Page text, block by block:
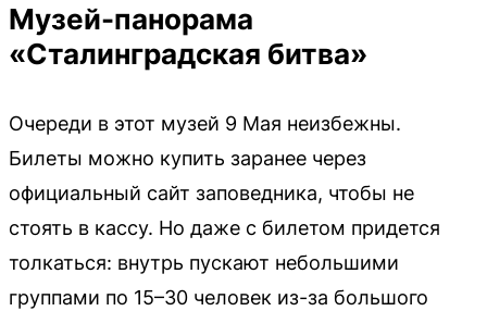
Музей-панорама
«Сталинградская битва»
Очереди в этот музей 9 Мая неизбежны.
Билеты можно купить заранее через
официальный сайт заповедника, чтобы не
стоять в кассу. Но даже с билетом придется
толкаться: внутрь пускают небольшими
группами по 15–30 человек из-за большого